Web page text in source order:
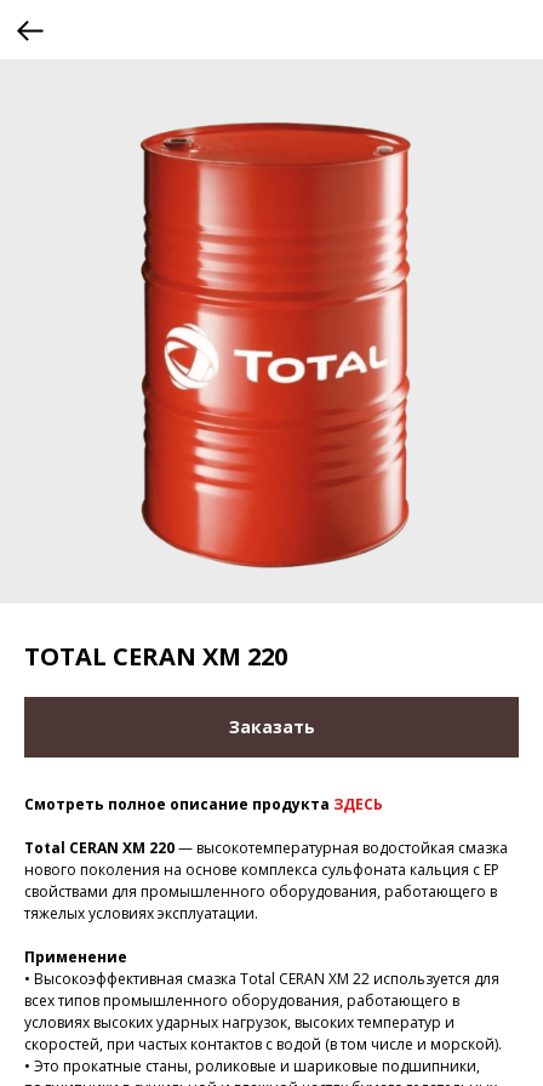
TOTAL CERAN XM 220
Заказать
Смотреть полное описание продукта ЗДЕСЬ
Total CERAN XM 220— высокотемпературная водостойкая смазка
нового поколения на основе комплекса сульфоната кальция с ЕР
свойствами для промышленного оборудования, работающего в
тяжелых условиях эксплуатации.
Применение
• Высокоэффективная смазка Total CERAN XM 22 используется для
всех типов промышленного оборудования, работающего в
условиях высоких ударных нагрузок, высоких температур и
скоростей, при частых контактов с водой (в том числе и морской).
• Это прокатные станы, роликовые и шариковые подшипники,